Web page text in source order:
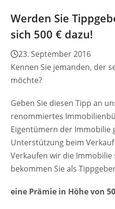
Werden Sie
sich 500 € dazu!
23. September 2016
Kennen Sie jemanden, der
möchte?
Geben Sie diesen Tipp an
renommiertes
Eigentümern der Immobilie
Unterstützung beim
Verkaufen wir die
bekommen Sie als
eine Prämie in Höhe von